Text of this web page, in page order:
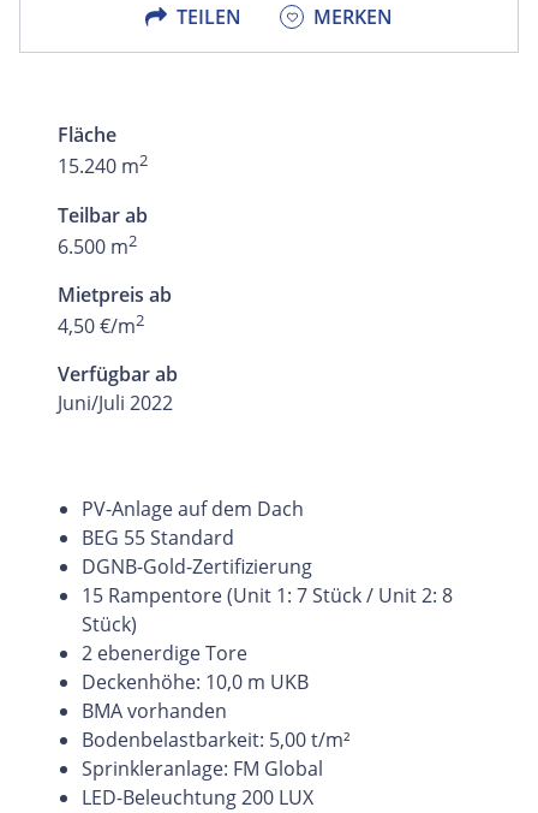
TEILEN MERKEN
Fläche
15.240 m2
Teilbar ab
6.500 m2
Mietpreis ab
4,50 €/m2
Verfügbar ab
Juni/Juli 2022
PV-Anlage auf dem Dach
BEG 55 Standard
DGNB-Gold-Zertifizierung
15 Rampentore (Unit 1: 7 Stück / Unit 2: 8
Stück)
2 ebenerdige Tore
Deckenhöhe: 10,0 m UKB
BMA vorhanden
Bodenbelastbarkeit: 5,00 t/m²
Sprinkleranlage: FM Global
LED-Beleuchtung 200 LUX